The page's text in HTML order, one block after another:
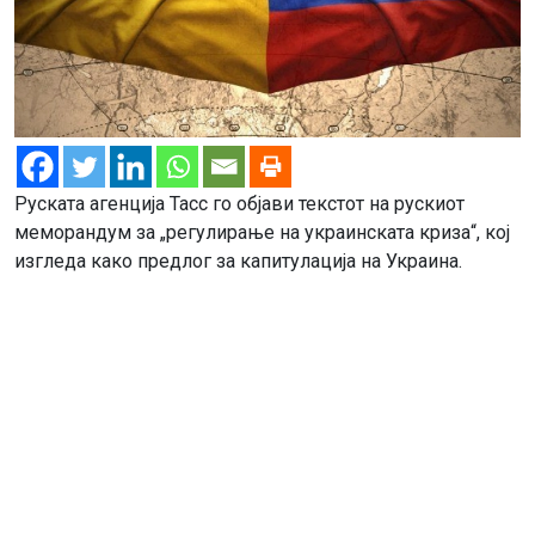
Руската агенција Тасс го објави текстот на рускиот
меморандум за „регулирање на украинската криза“, кој
изгледа како предлог за капитулација на Украина.